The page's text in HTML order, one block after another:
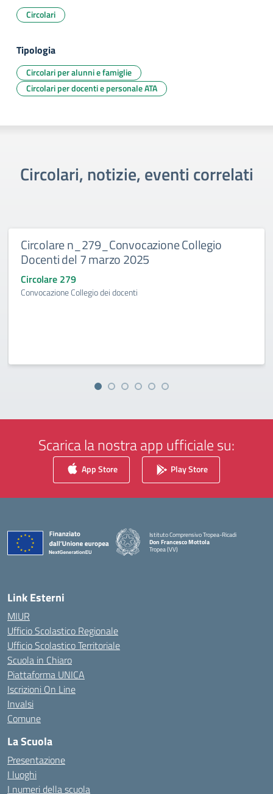
Circolari
Tipologia
Circolari per alunni e famiglie
Circolari per docenti e personale ATA
Circolari, notizie, eventi correlati
Circolare n_279_Convocazione Collegio
Docenti del 7 marzo 2025
Circolare 279
Convocazione Collegio dei docenti
Scarica la nostra app ufficiale su:
App Store Play Store
Istituto Comprensivo Tropea-Ricadi
Don Francesco Mottola
Tropea (VV)
— Visita la pagina iniziale della scuola
Link Esterni
MIUR
Ufficio Scolastico Regionale
Ufficio Scolastico Territoriale
Scuola in Chiaro
Piattaforma UNICA
Iscrizioni On Line
Invalsi
Comune
La Scuola
Presentazione
I luoghi
I numeri della scuola